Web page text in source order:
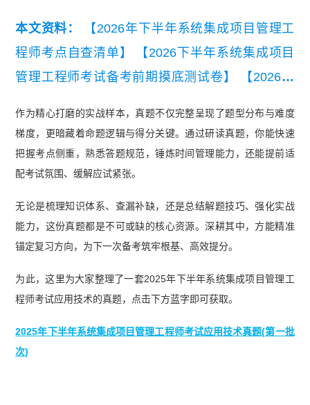
本文资料：
【2026年下半年系统集成项目管理工
程师考点自查清单】
【2026下半年系统集成项目
管理工程师考试备考前期摸底测试卷】
【2026年
26年10月系统集成项目管理工程师学习手册】 【2
026年下半年系统集成项目管理工程师学习打卡
表】 【2026年5月第一批集成综合知识真题及答
案】
【2026年5月第一批集成应用技术真题及答
案】
【2026上半年系统集成项目管理工程师第三
批次考情分析】 【2026上半年系统集成项目管理
工程师第一批次考情分析】
作为精心打磨的实战样本，真题不仅完整呈现了题型分布与难度
梯度，更暗藏着命题逻辑与得分关键。通过研读真题，你能快速
把握考点侧重，熟悉答题规范，锤炼时间管理能力，还能提前适
配考试氛围、缓解应试紧张。
无论是梳理知识体系、查漏补缺，还是总结解题技巧、强化实战
能力，这份真题都是不可或缺的核心资源。深耕其中，方能精准
锚定复习方向，为下一次备考筑牢根基、高效提分。
为此，这里为大家整理了一套2025年下半年系统集成项目管理工
程师考试应用技术的真题，点击下方蓝字即可获取。
2025年下半年系统集成项目管理工程师考试应用技术真题(第一批
次)